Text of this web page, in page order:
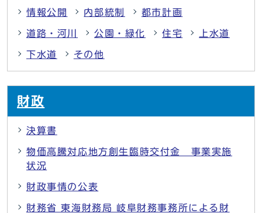
情報公開 内部統制 都市計画
道路・河川 公園・緑化 住宅 上水道
下水道 その他
財政
決算書
物価高騰対応地方創生臨時交付金 事業実施
状況
財政事情の公表
財務省 東海財務局 岐阜財務事務所による財